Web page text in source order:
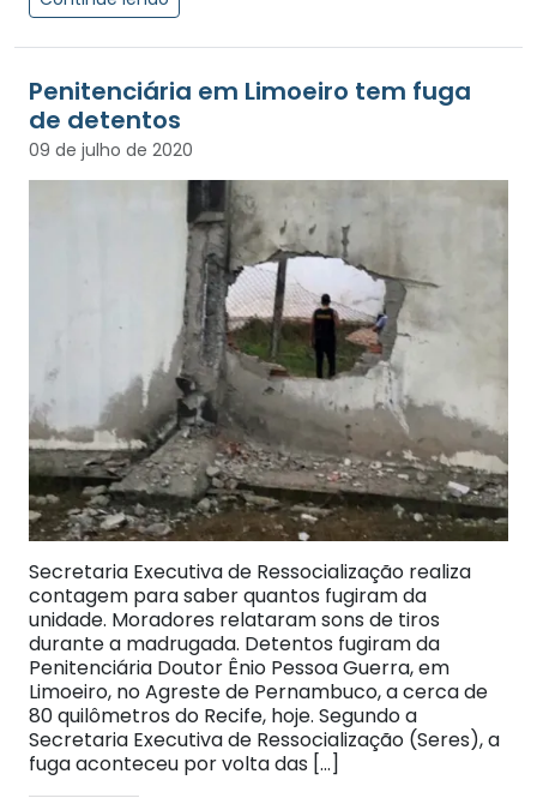
Penitenciária em Limoeiro tem fuga
de detentos
09 de julho de 2020
Secretaria Executiva de Ressocialização realiza
contagem para saber quantos fugiram da
unidade. Moradores relataram sons de tiros
durante a madrugada. Detentos fugiram da
Penitenciária Doutor Ênio Pessoa Guerra, em
Limoeiro, no Agreste de Pernambuco, a cerca de
80 quilômetros do Recife, hoje. Segundo a
Secretaria Executiva de Ressocialização (Seres), a
fuga aconteceu por volta das […]